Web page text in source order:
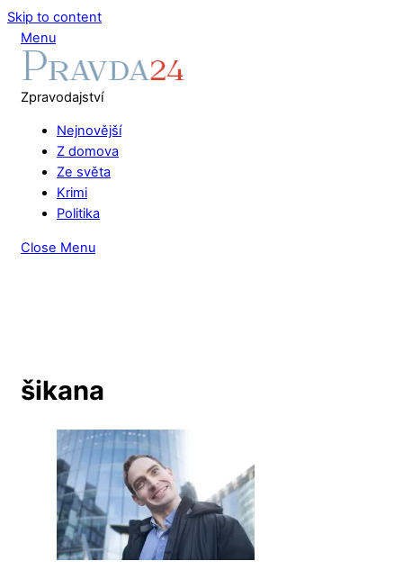
Skip to content
Menu
Zpravodajství
Nejnovější
Z domova
Ze světa
Krimi
Politika
Close Menu
šikana